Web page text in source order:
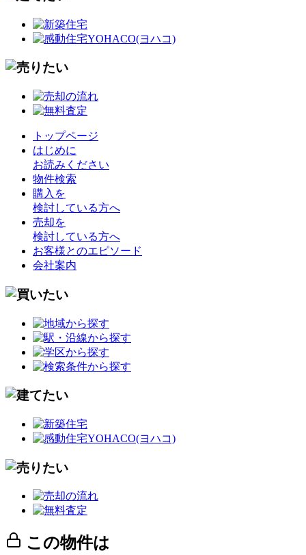
トップページ
はじめに
お読みください
物件検索
購入を
検討している方へ
売却を
検討している方へ
お客様とのエピソード
会社案内
この物件は